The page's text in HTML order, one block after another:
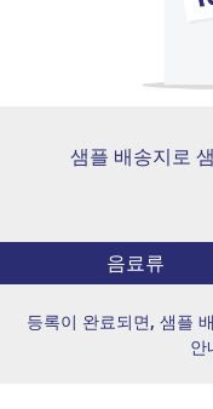
샘플 배송지로
음료류
등록이 완료되면, 샘플
안